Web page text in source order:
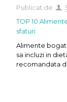
Publicat de
TOP 10
sfaturi
Alimente
sa incluzi in
recomandata